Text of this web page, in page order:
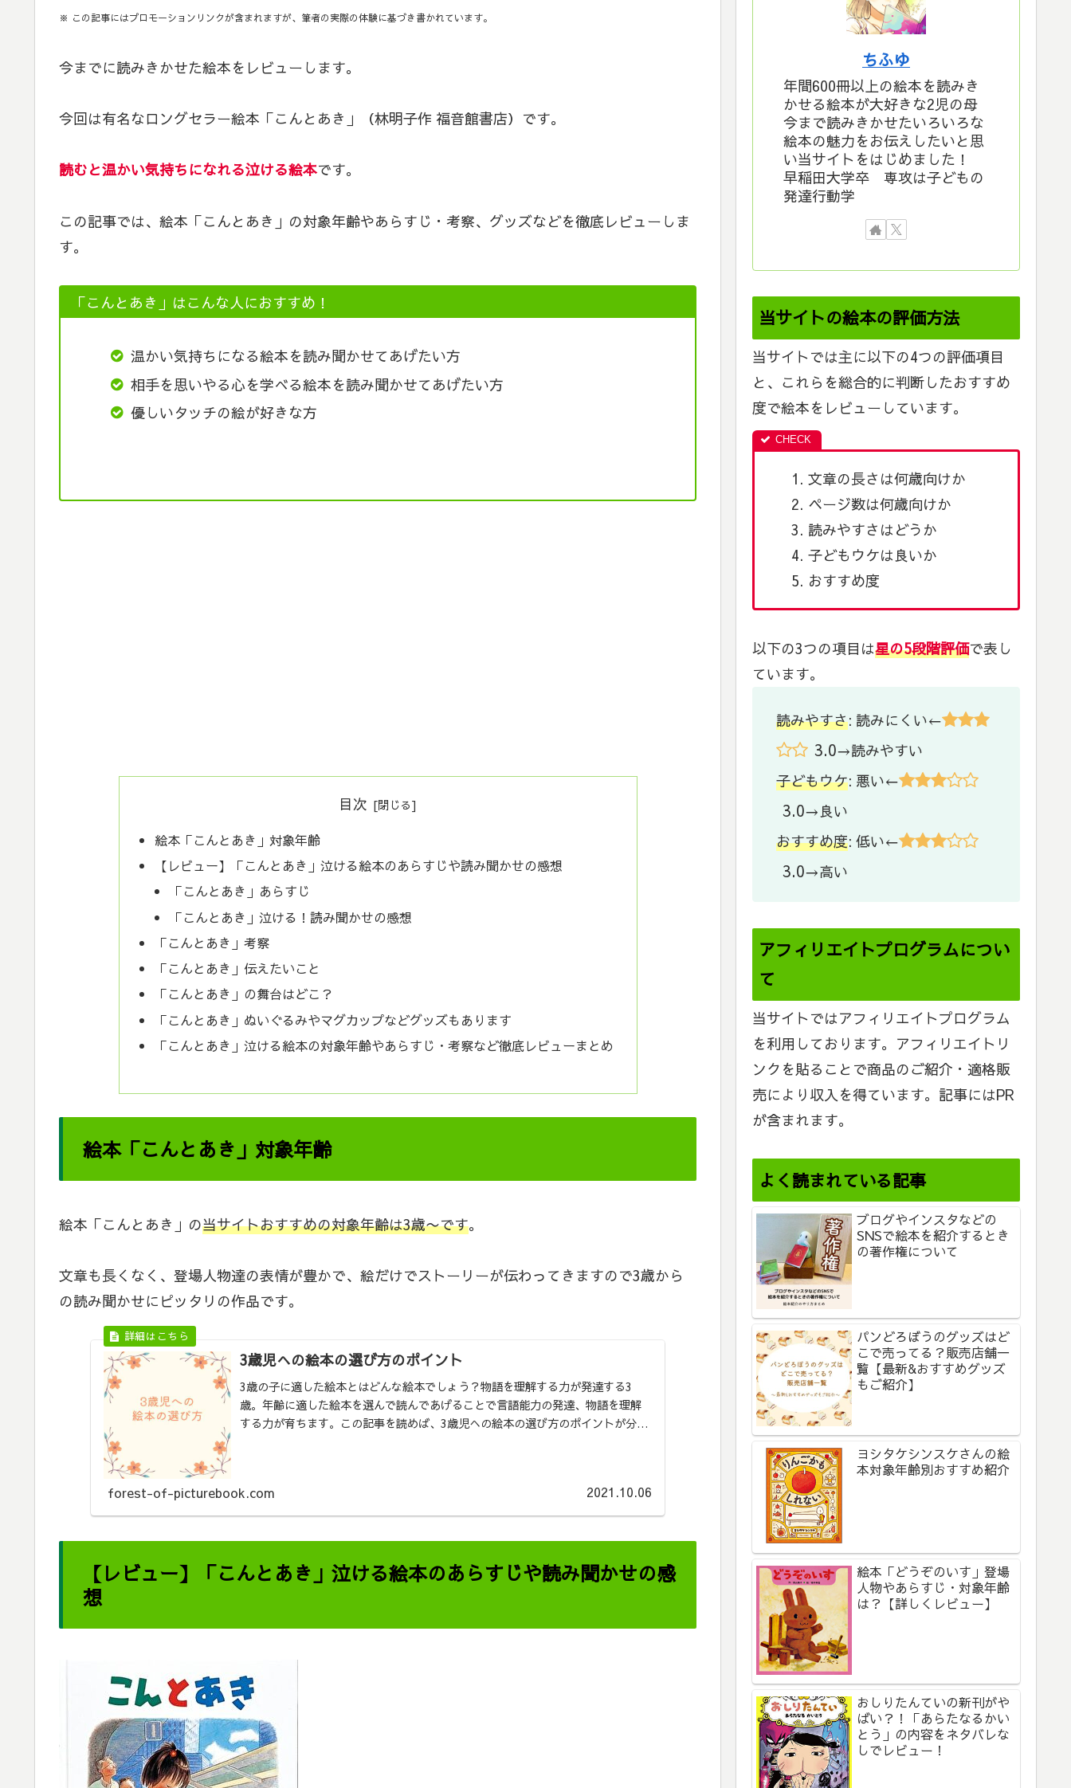
※ この記事にはプロモーションリンクが含まれますが、筆者の実際の体験に基づき書かれています。
今までに読みきかせた絵本をレビューします。
今回は有名なロングセラー絵本「こんとあき」（林明子作 福音館書店）です。
読むと温かい気持ちになれる泣ける絵本です。
この記事では、絵本「こんとあき」の対象年齢やあらすじ・考察、グッズなどを徹底レビューしま
す。
「こんとあき」はこんな人におすすめ！
温かい気持ちになる絵本を読み聞かせてあげたい方
相手を思いやる心を学べる絵本を読み聞かせてあげたい方
優しいタッチの絵が好きな方
目次
絵本「こんとあき」対象年齢
【レビュー】「こんとあき」泣ける絵本のあらすじや読み聞かせの感想
「こんとあき」あらすじ
「こんとあき」泣ける！読み聞かせの感想
「こんとあき」考察
「こんとあき」伝えたいこと
「こんとあき」の舞台はどこ？
「こんとあき」ぬいぐるみやマグカップなどグッズもあります
「こんとあき」泣ける絵本の対象年齢やあらすじ・考察など徹底レビューまとめ
絵本「こんとあき」対象年齢
絵本「こんとあき」の当サイトおすすめの対象年齢は3歳〜です。
文章も長くなく、登場人物達の表情が豊かで、絵だけでストーリーが伝わってきますので3歳から
の読み聞かせにピッタリの作品です。
3歳児への絵本の選び方のポイント
3歳の子に適した絵本とはどんな絵本でしょう？物語を理解する力が発達する3
歳。年齢に適した絵本を選んで読んであげることで言語能力の発達、物語を理解
する力が育ちます。この記事を読めば、3歳児への絵本の選び方のポイントが分か
forest-of-picturebook.com 2021.10.06
【レビュー】「こんとあき」泣ける絵本のあらすじや読み聞かせの感
想
ちふゆ
年間600冊以上の絵本を読みき
かせる絵本が大好きな2児の母
今まで読みきかせたいろいろな
絵本の魅力をお伝えしたいと思
い当サイトをはじめました！
早稲田大学卒 専攻は子どもの
発達行動学
当サイトの絵本の評価方法
当サイトでは主に以下の4つの評価項目
と、これらを総合的に判断したおすすめ
度で絵本をレビューしています。
文章の長さは何歳向けか
ページ数は何歳向けか
読みやすさはどうか
子どもウケは良いか
おすすめ度
以下の3つの項目は星の5段階評価で表し
ています。
読みやすさ: 読みにくい←
3.0→読みやすい
子どもウケ: 悪い←
3.0→良い
おすすめ度: 低い←
3.0→高い
アフィリエイトプログラムについ
て
当サイトではアフィリエイトプログラム
を利用しております。アフィリエイトリ
ンクを貼ることで商品のご紹介・適格販
売により収入を得ています。記事にはPR
が含まれます。
よく読まれている記事
ブログやインスタなどの
SNSで絵本を紹介するとき
の著作権について
パンどろぼうのグッズはど
こで売ってる？販売店舗一
覧【最新&おすすめグッズ
もご紹介】
ヨシタケシンスケさんの絵
本対象年齢別おすすめ紹介
絵本「どうぞのいす」登場
人物やあらすじ・対象年齢
は？【詳しくレビュー】
おしりたんていの新刊がや
ばい？！「あらたなるかい
とう」の内容をネタバレな
しでレビュー！